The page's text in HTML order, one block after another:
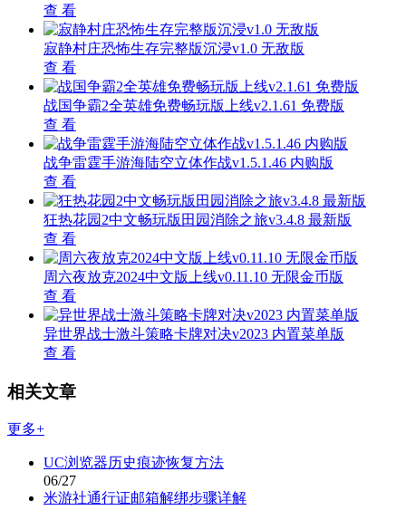
查 看
寂静村庄恐怖生存完整版沉浸v1.0 无敌版
查 看
战国争霸2全英雄免费畅玩版上线v2.1.61 免费版
查 看
战争雷霆手游海陆空立体作战v1.5.1.46 内购版
查 看
狂热花园2中文畅玩版田园消除之旅v3.4.8 最新版
查 看
周六夜放克2024中文版上线v0.11.10 无限金币版
查 看
异世界战士激斗策略卡牌对决v2023 内置菜单版
查 看
相关文章
更多+
UC浏览器历史痕迹恢复方法
06/27
米游社通行证邮箱解绑步骤详解